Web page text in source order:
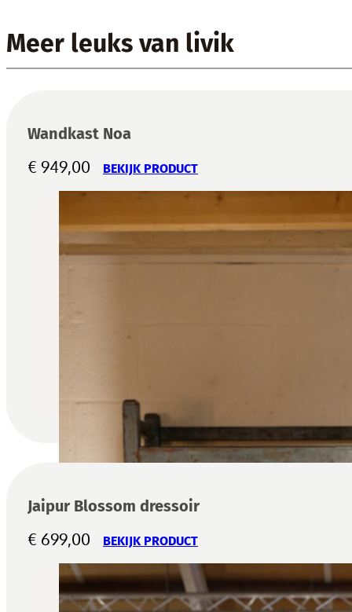
Meer leuks van livik
Wandkast Noa
€ 949,00 BEKIJK PRODUCT
Jaipur Blossom dressoir
€ 699,00 BEKIJK PRODUCT